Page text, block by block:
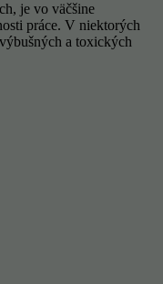
je vo väčšine
práce. V niektorých
a toxických